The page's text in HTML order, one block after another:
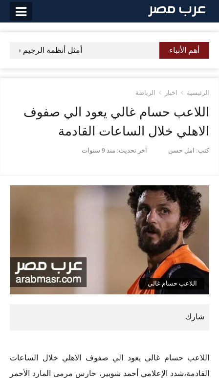
التخطي
أهم الأنباء أمثل أنظمة الرجيم في رمضان 2017 رجيم صحي بشكل كبير –
الرئيسية اخبار الرياضة
اللاعب حسام غالي يعود الي صفوف
الاهلي خلال الساعات القادمة
كتب: امل حسن آخر تحديث: منذ 9 سنوات
اللاعب حسام غالي
اللاعب حسام غالي يعود الي صفوف الاهلي خلال الساعات
القادمة،شدد الإعلامي أحمد شوبير، حارس مرمى المارد الأحمر